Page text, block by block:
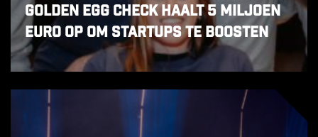
Golden Egg Check haalt 5 miljoen
euro op om startups te boosten